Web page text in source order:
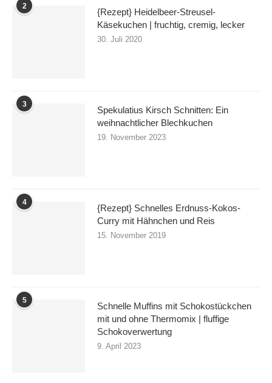
2
{Rezept} Heidelbeer-Streusel-
Käsekuchen | fruchtig, cremig, lecker
30. Juli 2020
3
Spekulatius Kirsch Schnitten: Ein
weihnachtlicher Blechkuchen
19. November 2023
4
{Rezept} Schnelles Erdnuss-Kokos-
Curry mit Hähnchen und Reis
15. November 2019
5
Schnelle Muffins mit Schokostückchen
mit und ohne Thermomix | fluffige
Schokoverwertung
9. April 2023